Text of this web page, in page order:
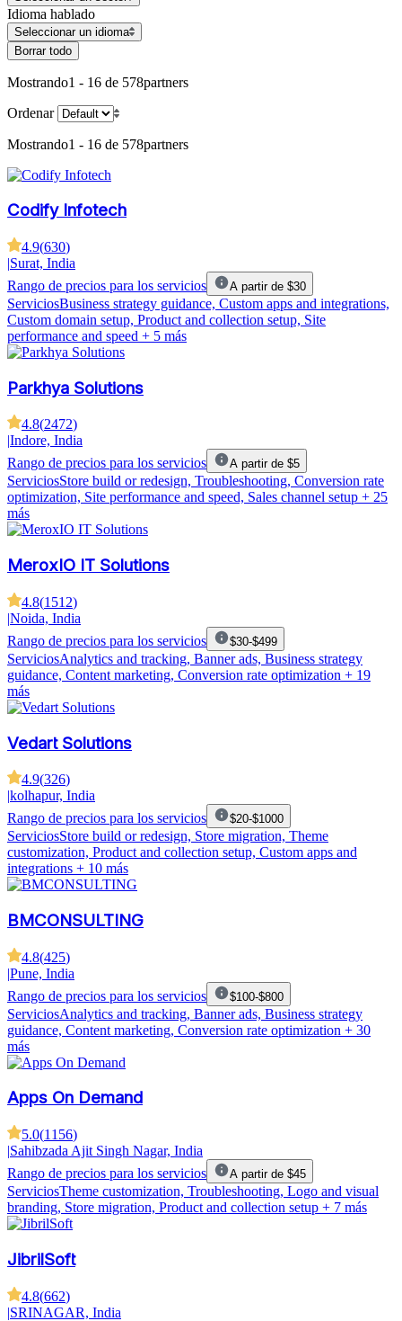
Idioma hablado
Seleccionar un idioma
Borrar todo
Mostrando1 - 16 de 578partners
Ordenar
Mostrando1 - 16 de 578partners
Codify Infotech
4.9(630)
|Surat, India
Rango de precios para los servicios
A partir de $30
ServiciosBusiness strategy guidance, Custom apps and integrations,
Custom domain setup, Product and collection setup, Site
performance and speed + 5 más
Parkhya Solutions
4.8(2472)
Indore, India
Rango de precios para los servicios
A partir de $5
ServiciosStore build or redesign, Troubleshooting, Conversion rate
optimization, Site performance and speed, Sales channel setup + 25
más
MeroxIO IT Solutions
4.8(1512)
|Noida, India
Rango de precios para los servicios
$30-$499
ServiciosAnalytics and tracking, Banner ads, Business strategy
guidance, Content marketing, Conversion rate optimization + 19
más
Vedart Solutions
4.9(326)
|kolhapur, India
Rango de precios para los servicios
$20-$1000
ServiciosStore build or redesign, Store migration, Theme
customization, Product and collection setup, Custom apps and
integrations + 10 más
BMCONSULTING
4.8(425)
|Pune, India
Rango de precios para los servicios
$100-$800
ServiciosAnalytics and tracking, Banner ads, Business strategy
guidance, Content marketing, Conversion rate optimization + 30
más
Apps On Demand
5.0(1156)
|Sahibzada Ajit Singh Nagar, India
Rango de precios para los servicios
A partir de $45
ServiciosTheme customization, Troubleshooting, Logo and visual
branding, Store migration, Product and collection setup + 7 más
JibrilSoft
4.8(662)
|SRINAGAR, India